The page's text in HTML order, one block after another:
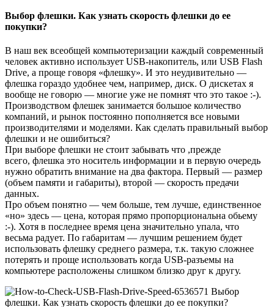
Выбор флешки. Как узнать скорость флешки до ее
покупки?
В наш век всеобщей компьютеризации каждый современный
человек активно использует USB-накопитель, или USB Flash
Drive, а проще говоря «флешку». И это неудивительно —
флешка гораздо удобнее чем, например, диск. О дискетах я
вообще не говорю — многие уже не помнят что это такое :-).
Производством флешек занимается большое количество
компаний, и рынок постоянно пополняется все новыми
производителями и моделями. Как сделать правильный выбор
флешки и не ошибиться?
При выборе флешки не стоит забывать что ,прежде
всего, флешка это носитель информации и в первую очередь
нужно обратить внимание на два фактора. Первый — размер
(объем памяти и габариты), второй — скорость предачи
данных.
Про объем понятно — чем больше, тем лучше, единственное
«но» здесь — цена, которая прямо пропорциональна обьему
:-). Хотя в последнее время цена значительно упала, что
весьма радует. По габаритам — лучшим решением будет
использовать флешку среднего размера, т.к. такую сложнее
потерять и проще использовать когда USB-разъемы на
компьютере расположены слишком близко друг к другу.